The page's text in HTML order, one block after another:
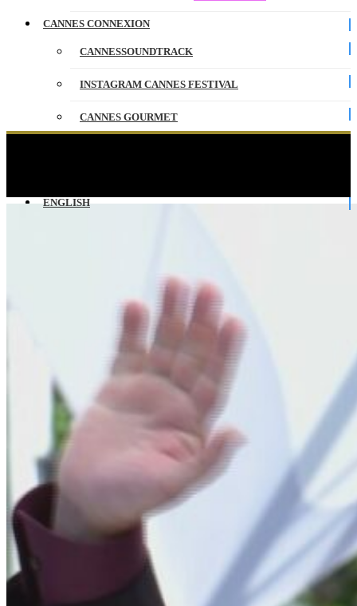
CANNES CONNEXION
CANNESSOUNDTRACK
INSTAGRAM CANNES FESTIVAL
CANNES GOURMET
ENGLISH